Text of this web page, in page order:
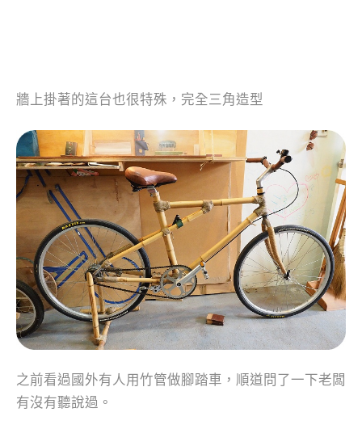
牆上掛著的這台也很特殊，完全三角造型
之前看過國外有人用竹管做腳踏車，順道問了一下老闆
有沒有聽說過。